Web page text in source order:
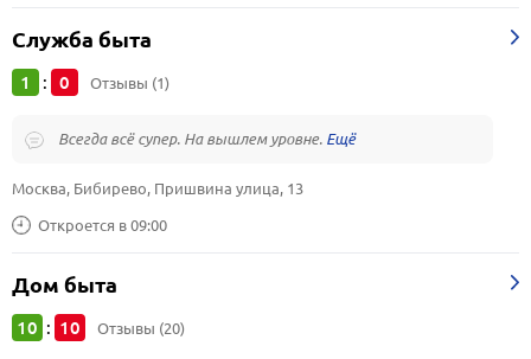
Служба быта
1 : 0 Отзывы (1)
Всегда всё супер. На вышлем уровне.
Откроется в 09:00
Москва, Бибирево, Пришвина улица, 13
Дом быта
10 : 10 Отзывы (20)